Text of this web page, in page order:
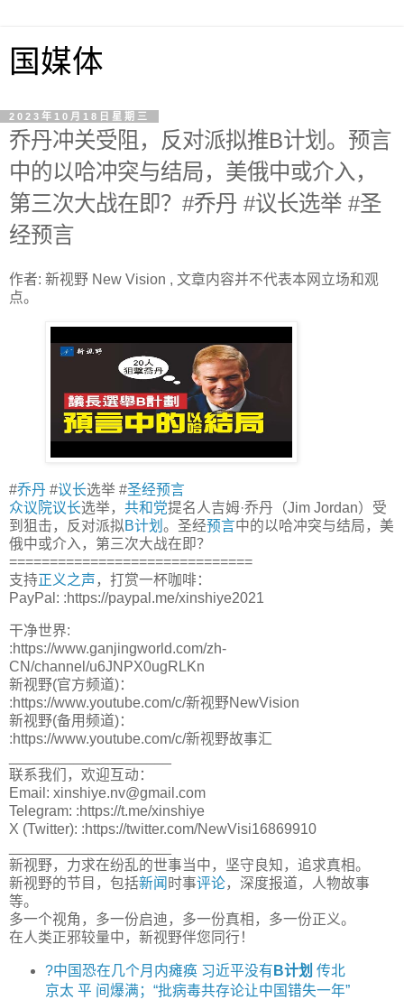
国媒体
2023年10月18日星期三
乔丹冲关受阻，反对派拟推B计划。预言
中的以哈冲突与结局，美俄中或介入，
第三次大战在即？#乔丹 #议长选举 #圣
经预言
作者: 新视野 New Vision , 文章内容并不代表本网立场和观
点。
#乔丹 #议长选举 #圣经预言
众议院议长选举， 共和党提名人吉姆·乔丹（Jim Jordan）受
到狙击，反对派拟B计划 。圣经预言中的以哈冲突与结局，美
俄中或介入，第三次大战在即？
==============================
支持正义之声，打赏一杯咖啡：
PayPal: :https://paypal.me/xinshiye2021
干净世界:
:https://www.ganjingworld.com/zh-
CN/channel/u6JNPX0ugRLKn
新视野(官方频道)：
:https://www.youtube.com/c/新视野NewVision
新视野(备用频道)：
:https://www.youtube.com/c/新视野故事汇
联系我们，欢迎互动：
Email: xinshiye.nv@gmail.com
Telegram: :https://t.me/xinshiye
X (Twitter): :https://twitter.com/NewVisi16869910
新视野，力求在纷乱的世事当中，坚守良知，追求真相。
新视野的节目，包括新闻 时事评论，深度报道，人物故事
等。
多一个视角，多一份启迪，多一份真相，多一份正义。
在人类正邪较量中，新视野伴您同行！
?中国恐在几个月内瘫痪 习近平没有 B计划 传北
京太 平 间爆满；“批病毒共存论让中国错失一年”